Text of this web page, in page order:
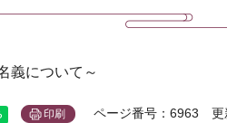
義について～
印刷 ページ番号：6963 更